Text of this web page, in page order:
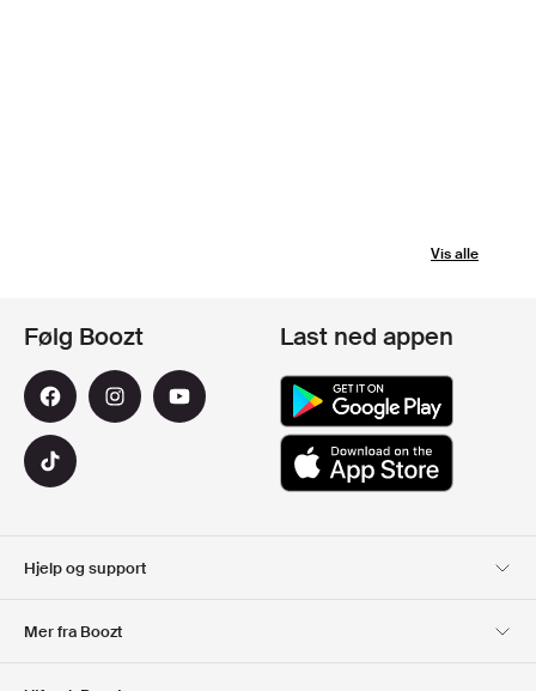
Vis alle
Hjelp og support
Mer fra Boozt
Følg Boozt Last ned appen